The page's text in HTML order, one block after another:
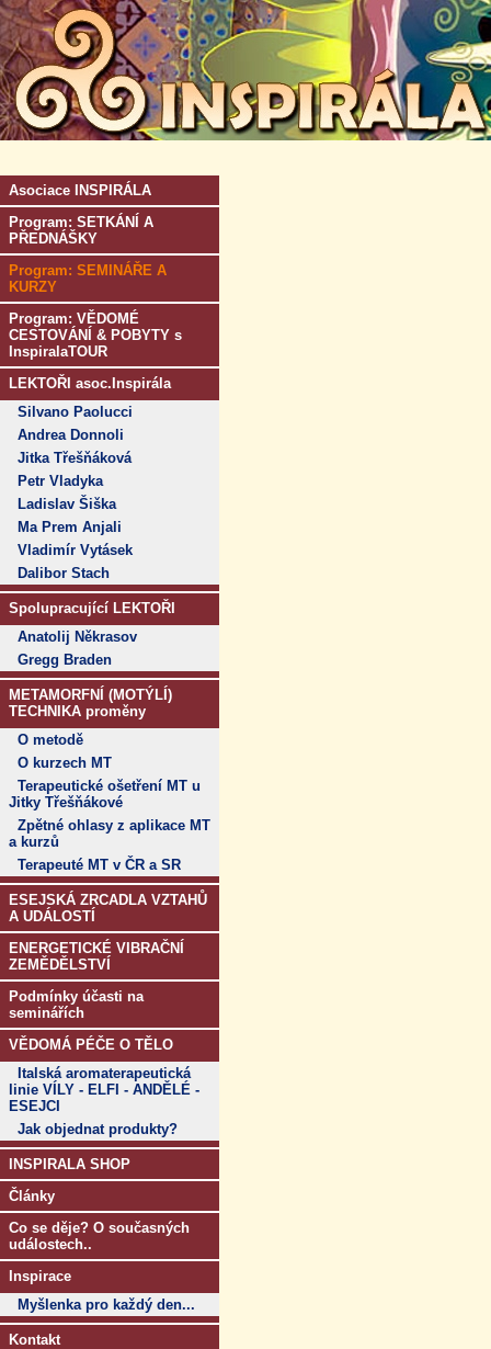
Asociace INSPIRÁLA
Program: SETKÁNÍ A
PŘEDNÁŠKY
Program: SEMINÁŘE A
KURZY
Program: VĚDOMÉ
CESTOVÁNÍ & POBYTY s
InspiralaTOUR
LEKTOŘI asoc.Inspirála
Silvano Paolucci
Andrea Donnoli
Jitka Třešňáková
Petr Vladyka
Ladislav Šiška
Ma Prem Anjali
Vladimír Vytásek
Dalibor Stach
Spolupracující LEKTOŘI
Anatolij Někrasov
Gregg Braden
METAMORFNÍ (MOTÝLÍ)
TECHNIKA proměny
O metodě
O kurzech MT
Terapeutické ošetření MT u
Jitky Třešňákové
Zpětné ohlasy z aplikace MT
a kurzů
Terapeuté MT v ČR a SR
ESEJSKÁ ZRCADLA VZTAHŮ
A UDÁLOSTÍ
ENERGETICKÉ VIBRAČNÍ
ZEMĚDĚLSTVÍ
Podmínky účasti na
seminářích
VĚDOMÁ PÉČE O TĚLO
Italská aromaterapeutická
linie VÍLY - ELFI - ANDĚLÉ -
ESEJCI
Jak objednat produkty?
INSPIRALA SHOP
Články
Co se děje? O současných
událostech..
Inspirace
Myšlenka pro každý den...
Kontakt